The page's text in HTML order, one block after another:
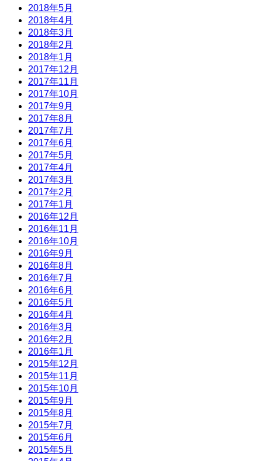
2018年5月
2018年4月
2018年3月
2018年2月
2018年1月
2017年12月
2017年11月
2017年10月
2017年9月
2017年8月
2017年7月
2017年6月
2017年5月
2017年4月
2017年3月
2017年2月
2017年1月
2016年12月
2016年11月
2016年10月
2016年9月
2016年8月
2016年7月
2016年6月
2016年5月
2016年4月
2016年3月
2016年2月
2016年1月
2015年12月
2015年11月
2015年10月
2015年9月
2015年8月
2015年7月
2015年6月
2015年5月